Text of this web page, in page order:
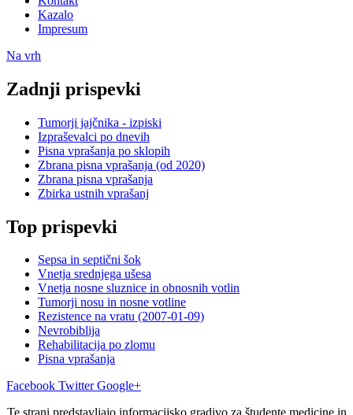
Kazalo
Impresum
Na vrh
Zadnji prispevki
Tumorji jajčnika - izpiski
Izpraševalci po dnevih
Pisna vprašanja po sklopih
Zbrana pisna vprašanja (od 2020)
Zbrana pisna vprašanja
Zbirka ustnih vprašanj
Top prispevki
Sepsa in septični šok
Vnetja srednjega ušesa
Vnetja nosne sluznice in obnosnih votlin
Tumorji nosu in nosne votline
Rezistence na vratu (2007-01-09)
Nevrobiblija
Rehabilitacija po zlomu
Pisna vprašanja
Facebook Twitter Google+